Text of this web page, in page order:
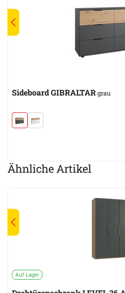
Sideboard GIBRALTARgrau
Ähnliche Artikel
Auf Lager